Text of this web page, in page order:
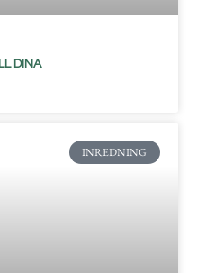
DINA
INREDNING